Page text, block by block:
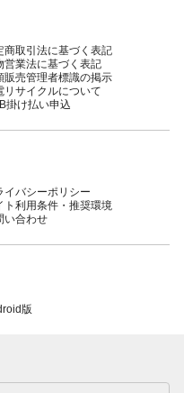
商取引法に基づく表記
営業法に基づく表記
販売管理者標識の掲示
リサイクルについて
掛け払い申込
イバシーポリシー
ト利用条件・推奨環境
い合わせ
版